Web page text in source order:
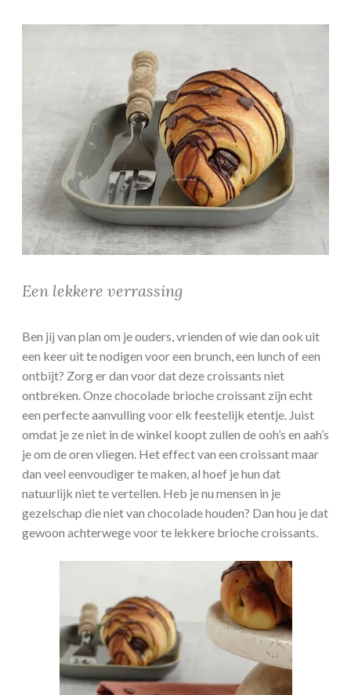
Een lekkere verrassing
Ben jij van plan om je ouders, vrienden of wie dan ook uit
een keer uit te nodigen voor een brunch, een lunch of een
ontbijt? Zorg er dan voor dat deze croissants niet
ontbreken. Onze chocolade brioche croissant zijn echt
een perfecte aanvulling voor elk feestelijk etentje. Juist
omdat je ze niet in de winkel koopt zullen de ooh’s en aah’s
je om de oren vliegen. Het effect van een croissant maar
dan veel eenvoudiger te maken, al hoef je hun dat
natuurlijk niet te vertellen. Heb je nu mensen in je
gezelschap die niet van chocolade houden? Dan hou je dat
gewoon achterwege voor te lekkere brioche croissants.